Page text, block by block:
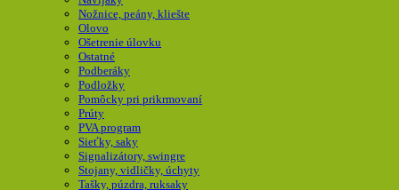
Nožnice, peány, kliešte
Olovo
Ošetrenie úlovku
Ostatné
Podberáky
Podložky
Pomôcky pri prikrmovaní
Prúty
PVA program
Sieťky, saky
Signalizátory, swingre
Stojany, vidličky, úchyty
Tašky, púzdra, ruksaky